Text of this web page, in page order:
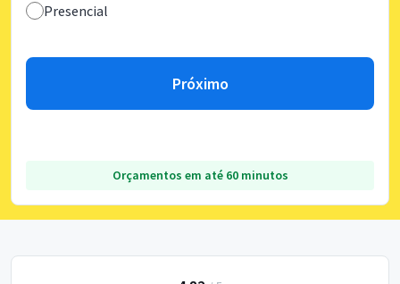
Presencial
Próximo
Orçamentos em até 60 minutos